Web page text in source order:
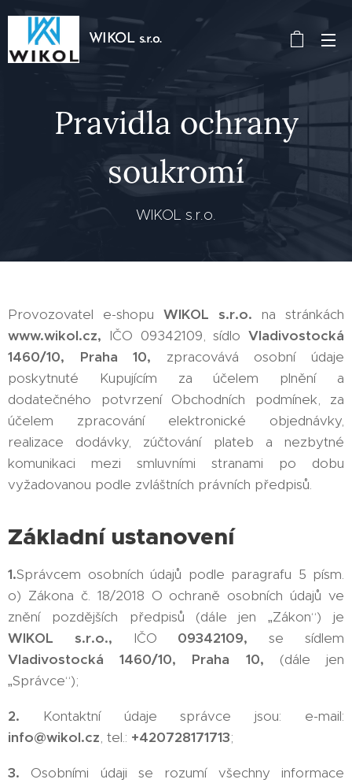
WIKOL s.r.o.
Pravidla ochrany
soukromí
WIKOL s.r.o.
Provozovatel e-shopu WIKOL s.r.o. na stránkách
www.wikol.cz, IČO 09342109, sídlo Vladivostocká
1460/10, Praha 10, zpracovává osobní údaje
poskytnuté Kupujícím za účelem plnění a
dodatečného potvrzení Obchodních podmínek, za
účelem zpracování elektronické objednávky,
realizace dodávky, zúčtování plateb a nezbytné
komunikaci mezi smluvními stranami po dobu
vyžadovanou podle zvláštních právních předpisů.
Základní ustanovení
1.Správcem osobních údajů podle paragrafu 5 písm.
o) Zákona č. 18/2018 O ochraně osobních údajů ve
znění pozdějších předpisů (dále jen „Zákon“) je
WIKOL s.r.o., IČO 09342109, se sídlem
Vladivostocká 1460/10, Praha 10, (dále jen
„Správce“);
2. Kontaktní údaje správce jsou: e-mail:
info@wikol.cz, tel.: +420728171713;
3. Osobními údaji se rozumí všechny informace